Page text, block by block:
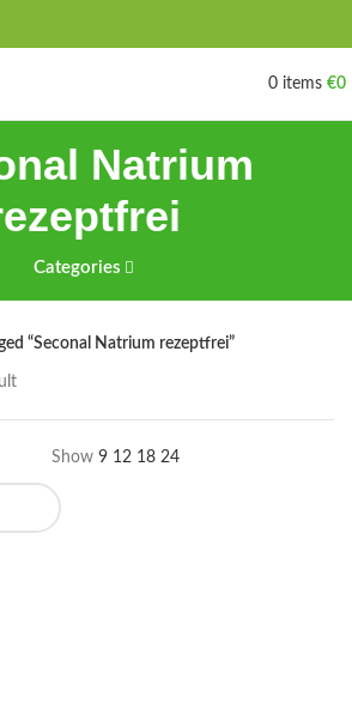
0 items €0
Natrium
Categories
“Seconal Natrium rezeptfrei”
Show 9 12 18 24